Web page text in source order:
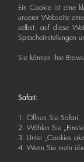
Ein Cookie ist eine
unserer Webseite
selbst: auf diese
Spracheinstellungen
Sie können ihre
Safari:
1. Öffnen Sie Safari.
2. Wählen Sie
3. Unter „Cookies
4. Wenn Sie mehr